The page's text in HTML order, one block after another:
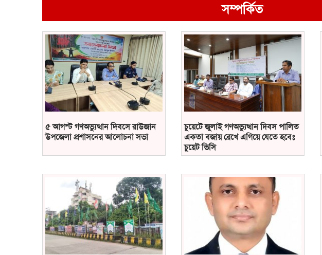
সম্পর্কিত
৫ আগস্ট গণঅভ্যুত্থান দিবসে রাউজান
উপজেলা প্রশাসনের আলোচনা সভা
চুয়েটে জুলাই গণঅভ্যুত্থান দিবস পালিত
একতা বজায় রেখে এগিয়ে যেতে হবেঃ
চুয়েট ভিসি